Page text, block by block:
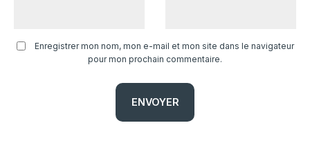
Enregistrer mon nom, mon e-mail et mon site dans le navigateur
pour mon prochain commentaire.